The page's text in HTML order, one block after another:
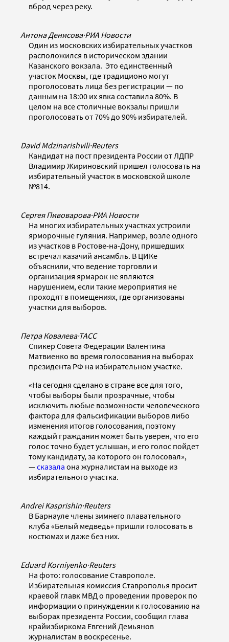
вброд через реку.
Антона Денисова·РИА Новости
Один из московских избирательных участков
расположился в историческом здании
Казанского вокзала. Это единственный
участок Москвы, где традиционо могут
проголосовать лица без регистрации — по
данным на 18:00 их явка составила 80%. В
целом на все столичные вокзалы пришли
проголосовать от 70% до 90% избирателей.
David Mdzinarishvili·Reuters
Кандидат на пост президента России от ЛДПР
Владимир Жириновский пришел голосовать на
избирательный участок в московской школе
№814.
Сергея Пивоварова·РИА Новости
На многих избирательных участках устроили
ярморочные гуляния. Например, возле одного
из участков в Ростове-на-Дону, пришедших
встречал казачий ансамбль. В ЦИКе
объяснили, что ведение торговли и
организация ярмарок не являются
нарушением, если такие мероприятия не
проходят в помещениях, где организованы
участки для выборов.
Петра Ковалева·ТАСС
Спикер Совета Федерации Валентина
Матвиенко во время голосования на выборах
президента РФ на избирательном участке.
«На сегодня сделано в стране все для того,
чтобы выборы были прозрачные, чтобы
исключить любые возможности человеческого
фактора для фальсификации выборов либо
изменения итогов голосования, поэтому
каждый гражданин может быть уверен, что его
голос точно будет услышан, и его голос пойдет
тому кандидату, за которого он голосовал»,
—сказала она журналистам на выходе из
избирательного участка.
Andrei Kasprishin·Reuters
В Барнауле члены зимнего плавательного
клуба «Белый медведь» пришли голосовать в
костюмах и даже без них.
Eduard Korniyenko·Reuters
На фото: голосование Ставрополе.
Избирательная комиссия Ставрополья просит
краевой главк МВД о проведении проверок по
информации о принуждении к голосованию на
выборах президента России, сообщил глава
крайизбиркома Евгений Демьянов
журналистам в воскресенье.